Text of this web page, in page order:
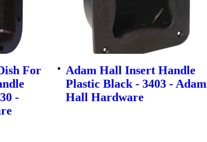
For
-
Adam Hall Insert Handle
Plastic Black - 3403 - Adam
Hall Hardware